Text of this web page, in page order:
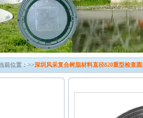
前位置：>>深圳风采复合树脂材料直径820重型检查